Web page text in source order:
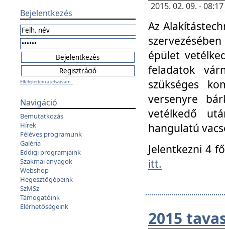
Bejelentkezés
Elfelejtettem a jelszavam...
Navigáció
Bemutatkozás
Hírek
Féléves programunk
Galéria
Eddigi programjaink
Szakmai anyagok
Webshop
Hegesztőgépeink
SzMSz
Támogatóink
Elérhetőségeink
2015. 02. 09. -
Az
épület
feladatok
szükséges
versenyre
vetélkedő
hangulatú
Jelentkezni 4
itt.
2015